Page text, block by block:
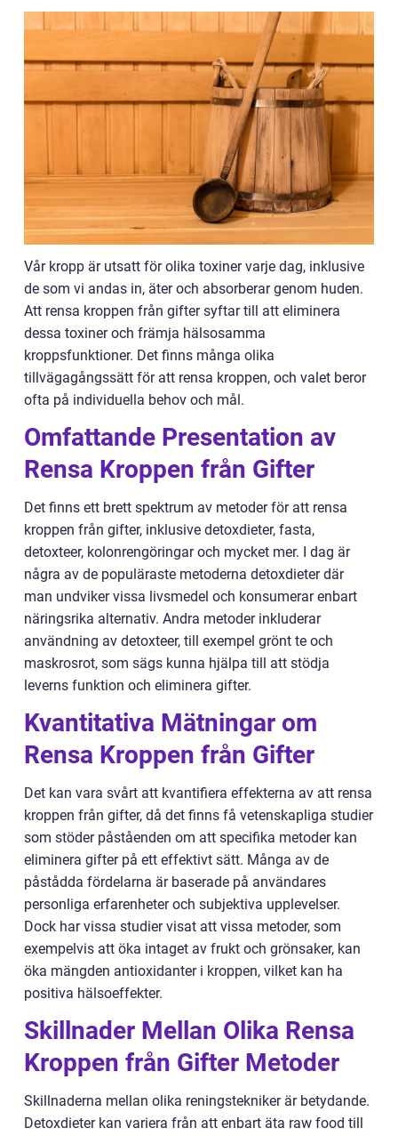
Vår kropp är utsatt för olika toxiner varje dag, inklusive
de som vi andas in, äter och absorberar genom huden.
Att rensa kroppen från gifter syftar till att eliminera
dessa toxiner och främja hälsosamma
kroppsfunktioner. Det finns många olika
tillvägagångssätt för att rensa kroppen, och valet beror
ofta på individuella behov och mål.
Omfattande Presentation av
Rensa Kroppen från Gifter
Det finns ett brett spektrum av metoder för att rensa
kroppen från gifter, inklusive detoxdieter, fasta,
detoxteer, kolonrengöringar och mycket mer. I dag är
några av de populäraste metoderna detoxdieter där
man undviker vissa livsmedel och konsumerar enbart
näringsrika alternativ. Andra metoder inkluderar
användning av detoxteer, till exempel grönt te och
maskrosrot, som sägs kunna hjälpa till att stödja
leverns funktion och eliminera gifter.
Kvantitativa Mätningar om
Rensa Kroppen från Gifter
Det kan vara svårt att kvantifiera effekterna av att rensa
kroppen från gifter, då det finns få vetenskapliga studier
som stöder påståenden om att specifika metoder kan
eliminera gifter på ett effektivt sätt. Många av de
påstådda fördelarna är baserade på användares
personliga erfarenheter och subjektiva upplevelser.
Dock har vissa studier visat att vissa metoder, som
exempelvis att öka intaget av frukt och grönsaker, kan
öka mängden antioxidanter i kroppen, vilket kan ha
positiva hälsoeffekter.
Skillnader Mellan Olika Rensa
Kroppen från Gifter Metoder
Skillnaderna mellan olika reningstekniker är betydande.
Detoxdieter kan variera från att enbart äta raw food till